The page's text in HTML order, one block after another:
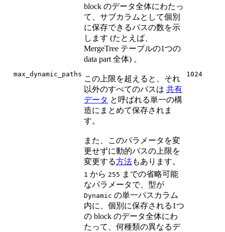
max_dynamic_paths
block のデータ全体にわたっ
て、サブカラムとして個別
に保存できるパスの数を示
します (たとえば、
MergeTree テーブルの1つの
data part 全体) 。
この上限を超えると、それ
以外のすべてのパスは 共有
データ と呼ばれる単一の構
造にまとめて保存されま
す。
また、このパラメータを変
更せずに動的パスの上限を
変更する方法もあります。
1024
1 から 255 までの省略可能
なパラメータで、型が
Dynamic の単一パスカラム
内に、個別に保存される1つ
の block のデータ全体にわ
たって、何種類の異なるデ